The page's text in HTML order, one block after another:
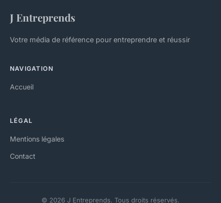
J Entreprends
Votre média de référence pour entreprendre et réussir
NAVIGATION
Accueil
LÉGAL
Mentions légales
Contact
© 2026 J Entreprends. Tous droits réservés.